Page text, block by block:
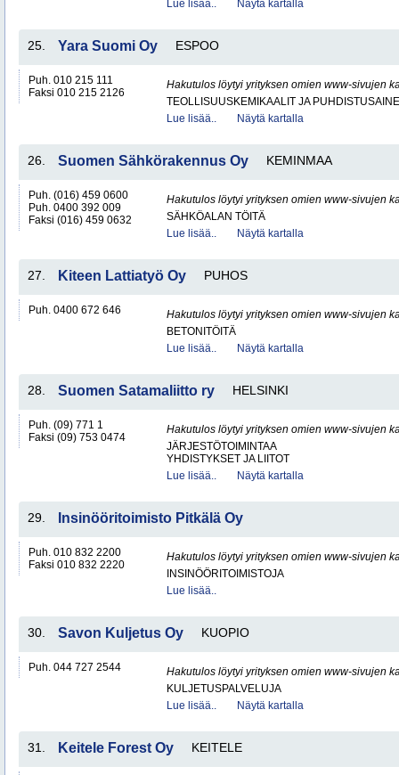
Lue lisää.. Näytä kartalla
25. Yara Suomi Oy ESPOO
Puh. 010 215 111
Faksi 010 215 2126
Hakutulos löytyi yrityksen omien www-sivujen
TEOLLISUUSKEMIKAALIT JA
Lue lisää..
Näytä kartalla
26. Suomen Sähkörakennus Oy KEMINMAA
Puh. (016) 459 0600
Puh. 0400 392 009
Faksi (016) 459 0632
Hakutulos löytyi yrityksen omien www-sivujen
SÄHKÖALAN TÖITÄ
Lue lisää..
Näytä kartalla
27. Kiteen Lattiatyö Oy PUHOS
Puh. 0400 672 646
Hakutulos löytyi yrityksen omien www-sivujen
BETONITÖITÄ
Lue lisää..
Näytä kartalla
28. Suomen Satamaliitto ry HELSINKI
Puh. (09) 771 1
Faksi (09) 753 0474
Hakutulos löytyi yrityksen omien www-sivujen
JÄRJESTÖTOIMINTAA
YHDISTYKSET JA LIITOT
Lue lisää..
Näytä kartalla
29. Insinööritoimisto Pitkälä Oy
Puh. 010 832 2200
Faksi 010 832 2220
Hakutulos löytyi yrityksen omien www-sivujen
INSINÖÖRITOIMISTOJA
Lue lisää..
30. Savon Kuljetus Oy KUOPIO
Puh. 044 727 2544
Hakutulos löytyi yrityksen omien www-sivujen
KULJETUSPALVELUJA
Lue lisää..
Näytä kartalla
31. Keitele Forest Oy KEITELE